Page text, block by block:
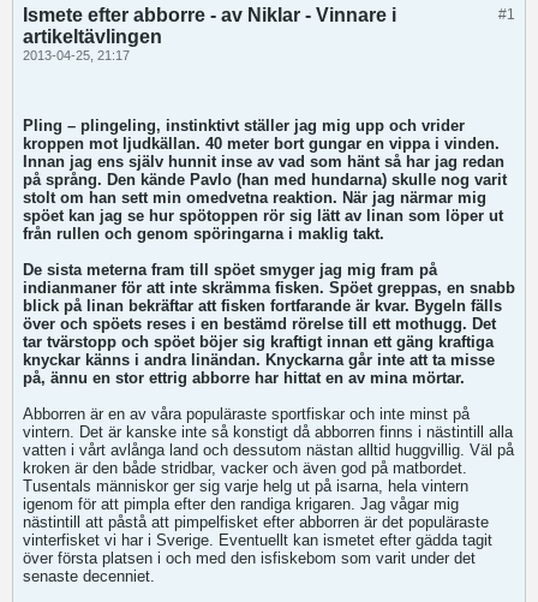
#1
Ismete efter abborre - av Niklar - Vinnare i
artikeltävlingen
2013-04-25, 21:17
Pling – plingeling, instinktivt ställer jag mig upp och vrider
kroppen mot ljudkällan. 40 meter bort gungar en vippa i vinden.
Innan jag ens själv hunnit inse av vad som hänt så har jag redan
på språng. Den kände Pavlo (han med hundarna) skulle nog varit
stolt om han sett min omedvetna reaktion. När jag närmar mig
spöet kan jag se hur spötoppen rör sig lätt av linan som löper ut
från rullen och genom spöringarna i maklig takt.
De sista meterna fram till spöet smyger jag mig fram på
indianmaner för att inte skrämma fisken. Spöet greppas, en snabb
blick på linan bekräftar att fisken fortfarande är kvar. Bygeln fälls
över och spöets reses i en bestämd rörelse till ett mothugg. Det
tar tvärstopp och spöet böjer sig kraftigt innan ett gäng kraftiga
knyckar känns i andra linändan. Knyckarna går inte att ta misse
på, ännu en stor ettrig abborre har hittat en av mina mörtar.
Abborren är en av våra populäraste sportfiskar och inte minst på
vintern. Det är kanske inte så konstigt då abborren finns i nästintill alla
vatten i vårt avlånga land och dessutom nästan alltid huggvillig. Väl på
kroken är den både stridbar, vacker och även god på matbordet.
Tusentals människor ger sig varje helg ut på isarna, hela vintern
igenom för att pimpla efter den randiga krigaren. Jag vågar mig
nästintill att påstå att pimpelfisket efter abborren är det populäraste
vinterfisket vi har i Sverige. Eventuellt kan ismetet efter gädda tagit
över första platsen i och med den isfiskebom som varit under det
senaste decenniet.